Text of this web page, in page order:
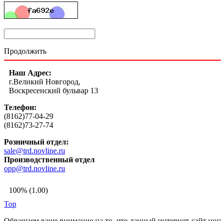
Продолжить
Наш Адрес:
г.Великий Новгород,
Воскресенский бульвар 13
Телефон:
(8162)77-04-29
(8162)73-27-74
Розничный отдел:
sale@trd.novline.ru
Производственный отдел
opp@trd.novline.ru
100% (1.00)
Top